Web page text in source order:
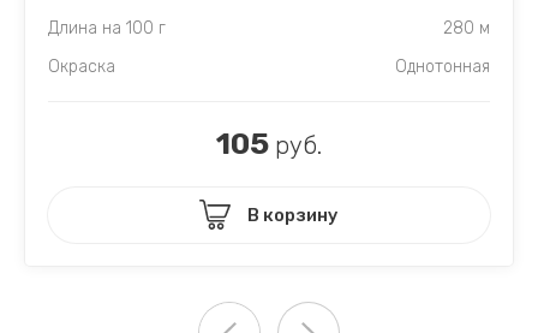
Длина на 100 г
280 м
Окраска
Однотонная
105 руб.
В корзину